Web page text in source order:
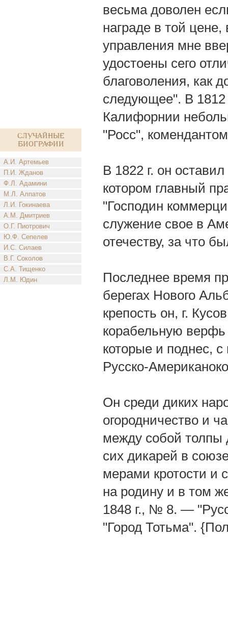
Случайные
биографии
А.И. Артемьев
П.И. Жданов
Ф.Л. Адамини
М.Л. Алпатов
Л.И. Гокинаева
А.М. Дмитриев
О.Г. Пиотрович
Ю.Ф. Сепелев
И.С. Силаев
В.Г. Соколов
С.А. Тищенко
Л.М. Юдин
весьма доволен
награде в той
управления мне
удостоены сего
благоволения, как
следующее". В 1812
Калифорнии
"Росс",
В 1822 г. он
котором главный
"Господин
служение свое в
отечеству, за что
Последнее время
берегах Hoвого
крепость он, г.
корабельную верфь
которые и поднес,
Русско-
Он среди диких
огородничество и
между собой толпы
сих дикарей в
мерами кротости и
на родину и в том
1848 г., № 8. —
"Город Тотьма".